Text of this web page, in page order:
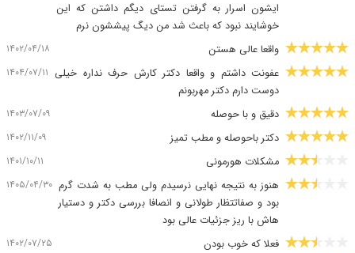
ایشون اسرار به گرفتن تستای دیگم داشتن که این
خوشایند نبود که باعث شد من دیگ پیششون نرم
واقعا عالی هستن ۱۴۰۲/۰۴/۱۸
عفونت داشتم و واقعا دکتر کارش حرف نداره خیلی
دوست دارم دکتر مهربونم
۱۴۰۴/۰۷/۱۱
دقیق و با حوصله ۱۴۰۳/۰۷/۰۹
دکتر باحوصله و مطب تمیز ۱۴۰۲/۱۱/۰۹
مشکلات هورمونی ۱۴۰۱/۱۰/۱۱
هنوز به نتیجه نهایی نرسیدم ولی مطب به شدت گرم
بود و صفاتتظار طولانی و انصافا بررسی دکتر و دستیار
هاش با ریز جزئیات عالی بود
۱۴۰۵/۰۴/۳۰
فعلا که خوب بودن ۱۴۰۲/۰۷/۲۵